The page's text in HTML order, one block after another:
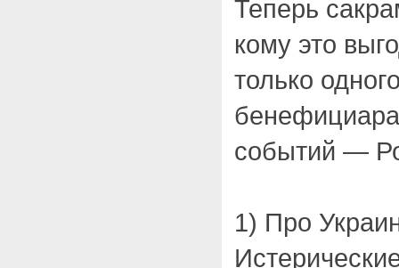
Теперь
кому это
только
событий —
1) Про